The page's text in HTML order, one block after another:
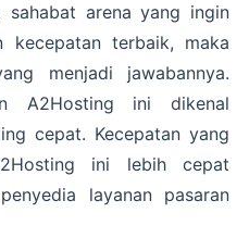
sahabat arena yang ingin
kecepatan terbaik, maka
menjadi jawabannya.
A2Hosting ini dikenal
cepat. Kecepatan yang
ini lebih cepat
layanan pasaran